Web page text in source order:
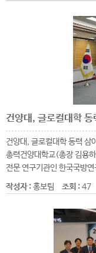
건양대, 글로컬대학 동력 삼
총력건양대학교(총장 김용
전문 연구기관인 한국국방
작성자 :홍보팀 조회 :47